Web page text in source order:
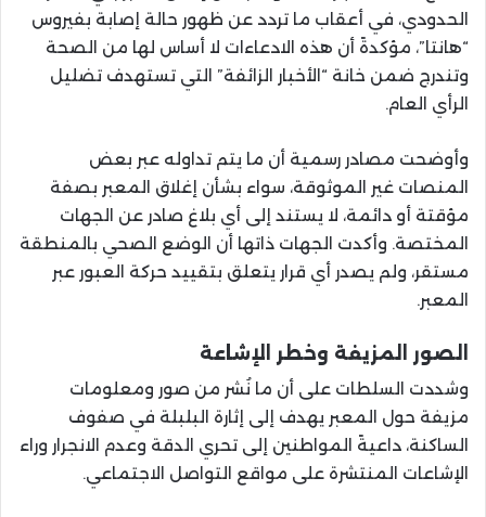
الحدودي، في أعقاب ما تردد عن ظهور حالة إصابة بفيروس
“هانتا”، مؤكدةً أن هذه الادعاءات لا أساس لها من الصحة
وتندرج ضمن خانة “الأخبار الزائفة” التي تستهدف تضليل
الرأي العام.
وأوضحت مصادر رسمية أن ما يتم تداوله عبر بعض
المنصات غير الموثوقة، سواء بشأن إغلاق المعبر بصفة
مؤقتة أو دائمة، لا يستند إلى أي بلاغ صادر عن الجهات
المختصة. وأكدت الجهات ذاتها أن الوضع الصحي بالمنطقة
مستقر، ولم يصدر أي قرار يتعلق بتقييد حركة العبور عبر
المعبر.
الصور المزيفة وخطر الإشاعة
وشددت السلطات على أن ما نُشر من صور ومعلومات
مزيفة حول المعبر يهدف إلى إثارة البلبلة في صفوف
الساكنة، داعيةً المواطنين إلى تحري الدقة وعدم الانجرار وراء
الإشاعات المنتشرة على مواقع التواصل الاجتماعي.